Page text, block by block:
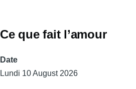
Ce que fait l’amour
Date
Lundi 10 August 2026